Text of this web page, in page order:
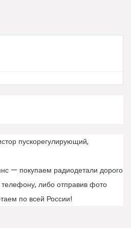
пускорегулирующий,
— покупаем радиодетали дорого
либо отправив фото
по всей России!